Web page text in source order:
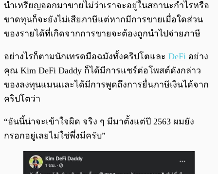
นำเหรียญออกมาขายไม่ว่าเราจะอยู่ในสถานะกำไรหรือ
ขาดทุนก็จะยังไม่เสียภาษีแต่หากมีการขายเมื่อใดส่วน
ของรายได้ที่เกิดจากการขายจะต้องถูกนำไปจ่ายภาษี
อย่างไรก็ตามนักเทรดมือฉมังทั้งคริปโตและ DeFi อย่าง
คุณ Kim DeFi Daddy ก็ได้มีการแชร์ต่อโพสต์ดังกล่าว
ของลงทุนแมนและได้มีการพูดถึงการยื่นภาษีเงินได้จาก
คริปโตว่า
“อันนี้น่าจะเข้าใจผิด จริง ๆ มีมาตั้งแต่ปี 2563 ผมยัง
กรอกอยู่เลยไม่ใช่พึ่งมีครับ”